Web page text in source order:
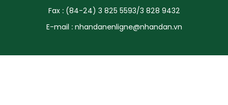
Fax : (84-24) 3 825 5593/3 828 9432
E-mail : nhandanenligne@nhandan.vn